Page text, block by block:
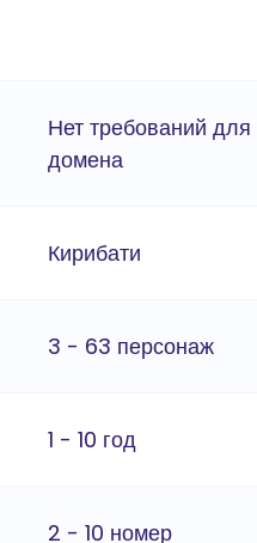
Нет требований для
домена
Кирибати
3 - 63 персонаж
1 - 10 год
2 - 10 номер